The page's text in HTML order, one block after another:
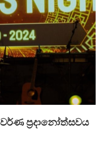
වර්ණ ප්‍රදානෝත්සවය